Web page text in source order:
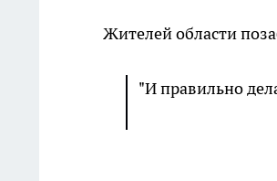
Жителей области
"И правильно